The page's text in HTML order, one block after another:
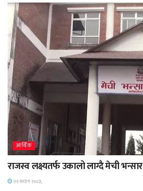
आर्थिक
राजस्व लक्ष्यतर्फ उकालो लाग्दै मेची भन्सार
२२ साउन २०८३,